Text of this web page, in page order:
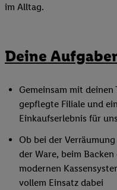
im Alltag.
Deine
Gemeinsam mit
gepflegte Filiale und
Einkaufserlebnis für
Ob bei der
der Ware, beim
modernen
vollem Einsatz dabei